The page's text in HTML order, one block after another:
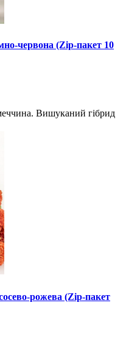
червона (Zip-пакет 10
Вишуканий гібрид
рожева (Zip-пакет